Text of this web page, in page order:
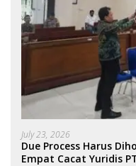
July 23, 2026
Due Process Harus
Empat Cacat Yuridis